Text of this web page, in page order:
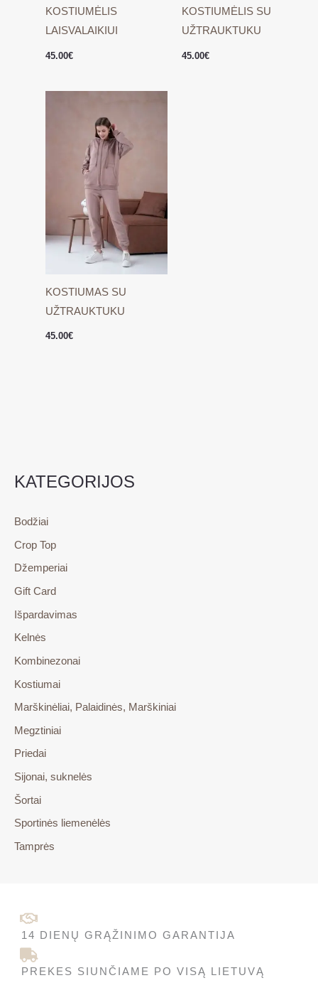
KATEGORIJOS
Bodžiai
Crop Top
Džemperiai
Gift Card
Išpardavimas
Kelnės
Kombinezonai
Kostiumai
Marškinėliai, Palaidinės, Marškiniai
Megztiniai
Priedai
Sijonai, suknelės
Šortai
Sportinės liemenėlės
Tamprės
KOSTIUMĖLIS
LAISVALAIKIUI
45.00€
KOSTIUMĖLIS SU
UŽTRAUKTUKU
45.00€
KOSTIUMAS SU
UŽTRAUKTUKU
45.00€
14 DIENŲ GRĄŽINIMO GARANTIJA
PREKES SIUNČIAME PO VISĄ LIETUVĄ